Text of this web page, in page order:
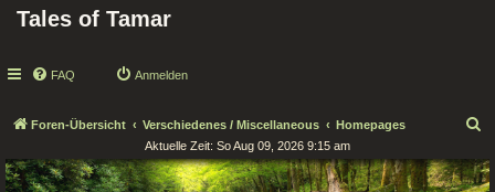
Tales of Tamar
FAQ Anmelden
Foren-Übersicht Verschiedenes / Miscellaneous Homepages
c
Aktuelle Zeit: So Aug 09, 2026 9:15 am